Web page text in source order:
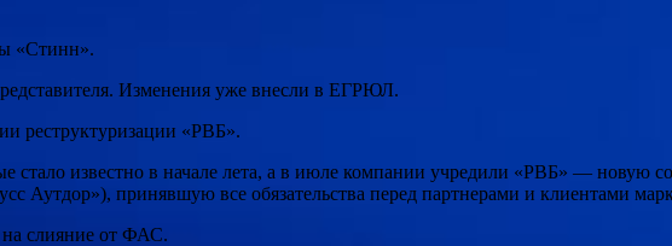
«Стинн».
Изменения уже внесли в ЕГРЮЛ.
реструктуризации «РВБ».
стало известно в начале лета, а в июле компании учредили «РВБ» — новую
Аутдор»), принявшую все обязательства перед партнерами и клиентами
на слияние от ФАС.